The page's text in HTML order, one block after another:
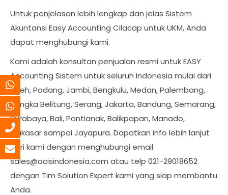
Untuk penjelasan lebih lengkap dan jelas Sistem
Akuntansi Easy Accounting Cilacap untuk UKM, Anda
dapat menghubungi kami.
Kami adalah konsultan penjualan resmi untuk EASY
Accounting Sistem untuk seluruh Indonesia mulai dari
Aceh, Padang, Jambi, Bengkulu, Medan, Palembang,
Bangka Belitung, Serang, Jakarta, Bandung, Semarang,
Surabaya, Bali, Pontianak, Balikpapan, Manado,
Makasar sampai Jayapura. Dapatkan info lebih lanjut
dari kami dengan menghubungi email
sales@acisindonesia.com atau telp 021-29018652
dengan Tim Solution Expert kami yang siap membantu
Anda.